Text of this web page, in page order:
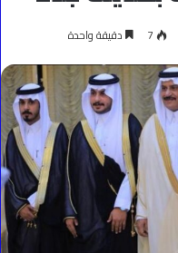
7 دقيقة واحدة